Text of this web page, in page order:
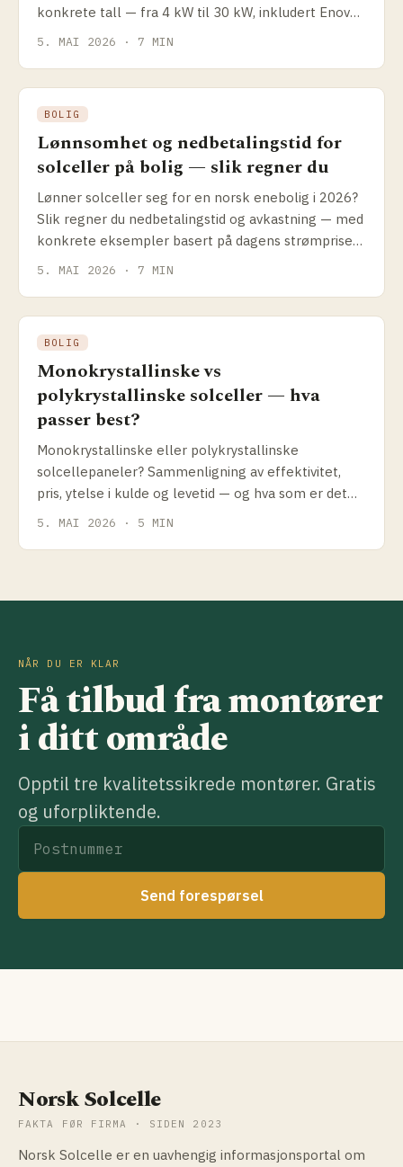
konkrete tall — fra 4 kW til 30 kW, inkludert Enova-
5. MAI 2026 · 7 MIN
BOLIG
Lønnsomhet og nedbetalingstid for
solceller på bolig — slik regner du
Lønner solceller seg for en norsk enebolig i 2026?
Slik regner du nedbetalings­tid og avkastning — med
konkrete eksempler basert på dagens strømpriser,
5. MAI 2026 · 7 MIN
BOLIG
Monokrystallinske vs
polykrystallinske solceller — hva
passer best?
Monokrystallinske eller polykrystallinske
solcellepaneler? Sammenligning av effektivitet,
pris, ytelse i kulde og levetid — og hva som er det
5. MAI 2026 · 5 MIN
NÅR DU ER KLAR
Få tilbud fra montører
i ditt område
Opptil tre kvalitetssikrede montører. Gratis
og uforpliktende.
Send forespørsel
Norsk Solcelle
FAKTA FØR FIRMA · SIDEN 2023
Norsk Solcelle er en uavhengig informasjonsportal om